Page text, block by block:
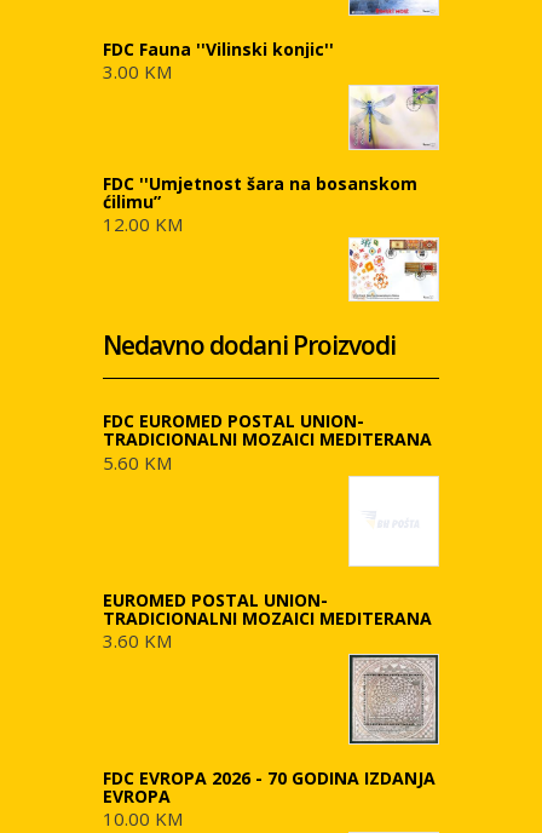
FDC Fauna ''Vilinski konjic''
3.00 KM
FDC ''Umjetnost šara na bosanskom
ćilimu”
12.00 KM
Nedavno dodani Proizvodi
FDC EUROMED POSTAL UNION-
TRADICIONALNI MOZAICI MEDITERANA
5.60 KM
EUROMED POSTAL UNION-
TRADICIONALNI MOZAICI MEDITERANA
3.60 KM
FDC EVROPA 2026 - 70 GODINA IZDANJA
EVROPA
10.00 KM